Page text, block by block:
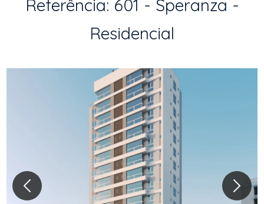
Referência: 601 - Speranza -
Residencial